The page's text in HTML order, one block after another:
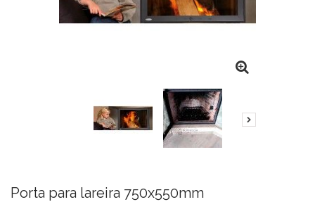
Porta para lareira 750x550mm